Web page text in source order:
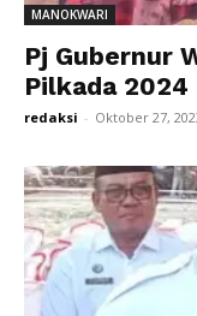
MANOKWARI
Pj Gubernur
Pilkada 2024
redaksi - Oktober 27,